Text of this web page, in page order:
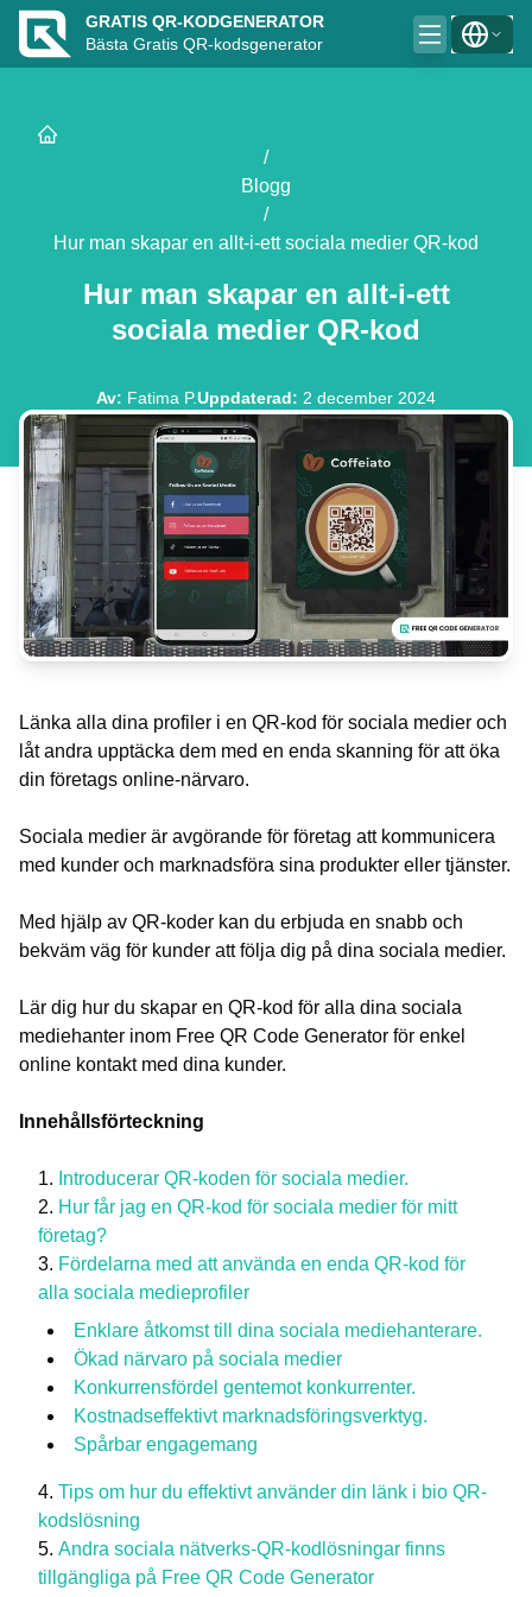
GRATIS QR-KODGENERATOR
Bästa Gratis QR-kodsgenerator
/
Blogg
/
Hur man skapar en allt-i-ett sociala medier QR-kod
Hur man skapar en allt-i-ett
sociala medier QR-kod
Av: Fatima P.Uppdaterad: 2 december 2024
Länka alla dina profiler i en QR-kod för sociala medier och
låt andra upptäcka dem med en enda skanning för att öka
din företags online-närvaro.
Sociala medier är avgörande för företag att kommunicera
med kunder och marknadsföra sina produkter eller tjänster.
Med hjälp av QR-koder kan du erbjuda en snabb och
bekväm väg för kunder att följa dig på dina sociala medier.
Lär dig hur du skapar en QR-kod för alla dina sociala
mediehanter inom Free QR Code Generator för enkel
online kontakt med dina kunder.
Innehållsförteckning
Introducerar QR-koden för sociala medier.
Hur får jag en QR-kod för sociala medier för mitt
företag?
Fördelarna med att använda en enda QR-kod för
alla sociala medieprofiler
Enklare åtkomst till dina sociala mediehanterare.
Ökad närvaro på sociala medier
Konkurrensfördel gentemot konkurrenter.
Kostnadseffektivt marknadsföringsverktyg.
Spårbar engagemang
Tips om hur du effektivt använder din länk i bio QR-
kodslösning
Andra sociala nätverks-QR-kodlösningar finns
tillgängliga på Free QR Code Generator